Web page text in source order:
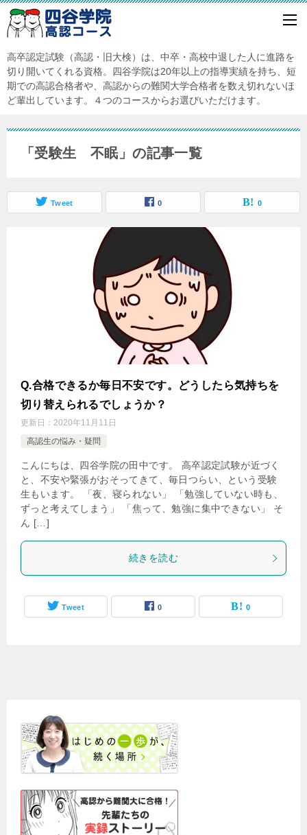
高卒認定試験（高認・旧大検）は、中卒・高校中退した人に進路を
切り開いてくれる資格。四谷学院は20年以上の指導実績を持ち、短
期での高認合格者や、高認からの難関大学合格者を数え切れないほ
ど輩出しています。４つのコースからお選びいただけます。
「受験生 不眠」の記事一覧
Tweet 0 0
Q.合格できるか毎日不安です。どうしたら気持ちを
切り替えられるでしょうか？
更新日： 2020年11月11日
高認生の悩み・疑問
こんにちは、四谷学院の田中です。 高卒認定試験が近づく
と、不安や緊張がおそってきて、毎日つらい、という受験
生もいます。 「夜、寝られない」 「勉強していない時も、
ずっと考えてしまう」 「焦って、勉強に集中できない」 そ
ん […]
続きを読む
Tweet 0 0